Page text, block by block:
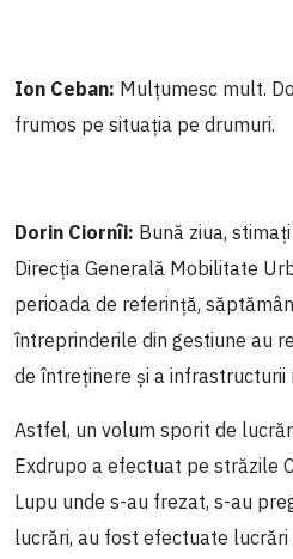
Ion Ceban: Mulțumesc mult.
frumos pe situația pe drumuri.
Dorin Ciornîi: Bună ziua,
Direcția Generală Mobilitate
perioada de referință,
întreprinderile din gestiune au
de întreținere și a infrastructurii
Astfel, un volum sporit de
Exdrupo a efectuat pe străzile
Lupu unde s-au frezat, s-au
lucrări, au fost efectuate